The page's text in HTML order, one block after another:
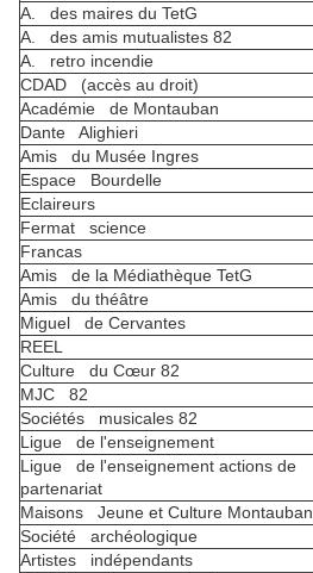
A. des maires du TetG
A. des amis mutualistes 82
A. retro incendie
CDAD (accès au droit)
Académie de Montauban
Dante Alighieri
Amis du Musée Ingres
Espace Bourdelle
Eclaireurs
Fermat science
Francas
Amis de la Médiathèque TetG
Amis du théâtre
Miguel de Cervantes
REEL
Culture du Cœur 82
MJC 82
Sociétés musicales 82
Ligue de l'enseignement
Ligue de l'enseignement actions de
partenariat
Maisons Jeune et Culture Montauban
Société archéologique
Artistes indépendants